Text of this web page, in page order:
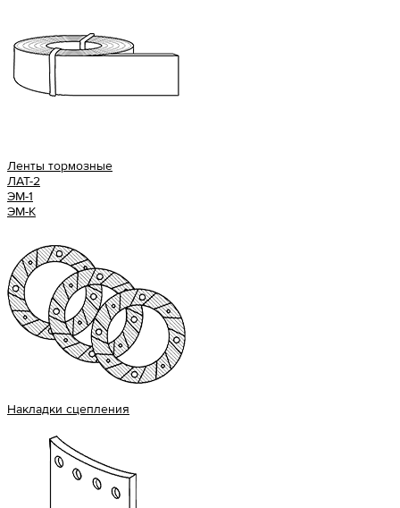
Ленты тормозные
ЛАТ-2
ЭМ-1
ЭМ-К
Накладки сцепления